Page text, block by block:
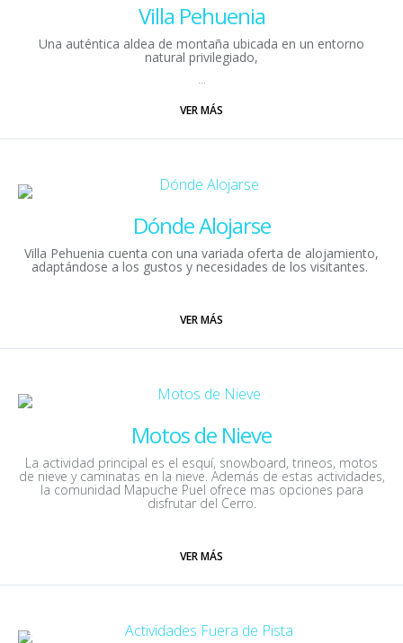
Villa Pehuenia
Una auténtica aldea de montaña ubicada en un entorno
natural privilegiado,
...
VER MÁS
Dónde Alojarse
Villa Pehuenia cuenta con una variada oferta de alojamiento,
adaptándose a los gustos y necesidades de los visitantes.
VER MÁS
Motos de Nieve
La actividad principal es el esquí, snowboard, trineos, motos
de nieve y caminatas en la nieve. Además de estas actividades,
la comunidad Mapuche Puel ofrece mas opciones para
disfrutar del Cerro.
VER MÁS